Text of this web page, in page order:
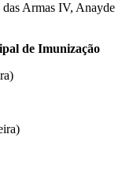
Armas IV, Anayde
de Imunização